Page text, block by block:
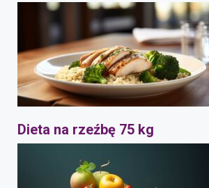
Dieta na rzeźbę 75 kg